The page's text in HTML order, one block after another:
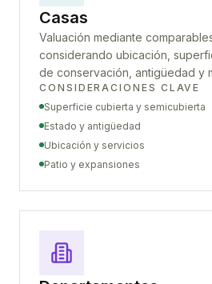
Casas
Valuación mediante
considerando ubicación,
de conservación, antigüedad y
CONSIDERACIONES CLAVE
Superficie cubierta y semicubierta
Estado y antigüedad
Ubicación y servicios
Patio y expansiones